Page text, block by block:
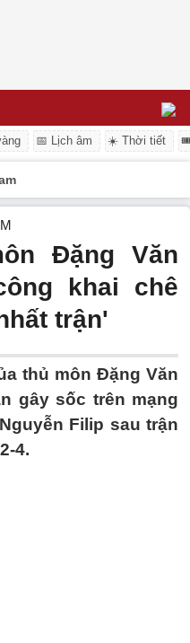
📅 Lịch âm ☀️ Thời tiết
Đặng Văn
khai chê
trận'
thủ môn Đặng Văn
gây sốc trên mạng
Filip sau trận
4.